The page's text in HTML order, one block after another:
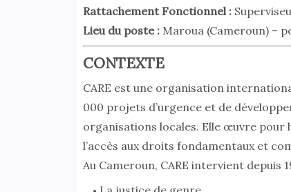
Rattachement Fonctionnel :
Lieu du poste :Maroua (Cameroun) –
CONTEXTE
CARE est une organisation
000 projets d’urgence et de
organisations locales. Elle œuvre
l’accès aux droits fondamentaux et
Au Cameroun, CARE intervient depuis